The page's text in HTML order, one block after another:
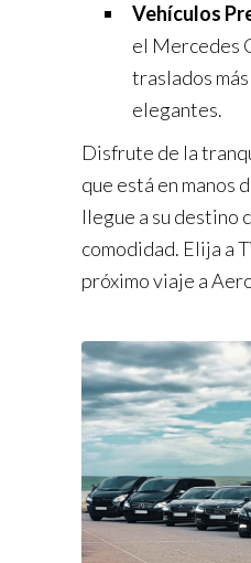
Vehículos
el Mercedes
traslados
elegantes.
Disfrute de la
que está en manos
llegue a su destino
comodidad. Elija a
próximo viaje a